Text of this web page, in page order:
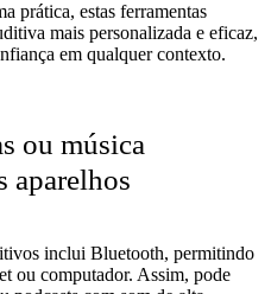
prática, estas ferramentas
mais personalizada e eficaz,
em qualquer contexto.
ou música
aparelhos
inclui Bluetooth, permitindo
ou computador. Assim, pode